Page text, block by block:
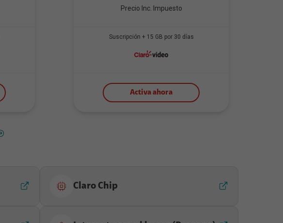
Precio Inc. Impuesto
Suscripción + 15 GB por 30 días
Activa ahora
Claro Chip